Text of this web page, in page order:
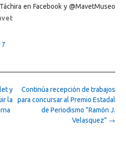
en Facebook y @MavetMuseo
Continúa recepción de trabajos
para concursar al Premio Estadal
de Periodismo ”Ramón J.
Velasquez” →
y
la